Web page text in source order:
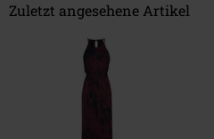
Zuletzt angesehene Artikel